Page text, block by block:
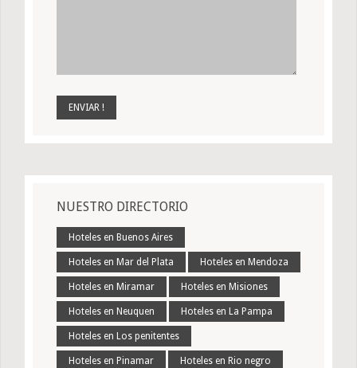
NUESTRO DIRECTORIO
Hoteles en Buenos Aires
Hoteles en Mar del Plata Hoteles en Mendoza
Hoteles en Miramar Hoteles en Misiones
Hoteles en Neuquen Hoteles en La Pampa
Hoteles en Los penitentes
Hoteles en Pinamar Hoteles en Rio negro